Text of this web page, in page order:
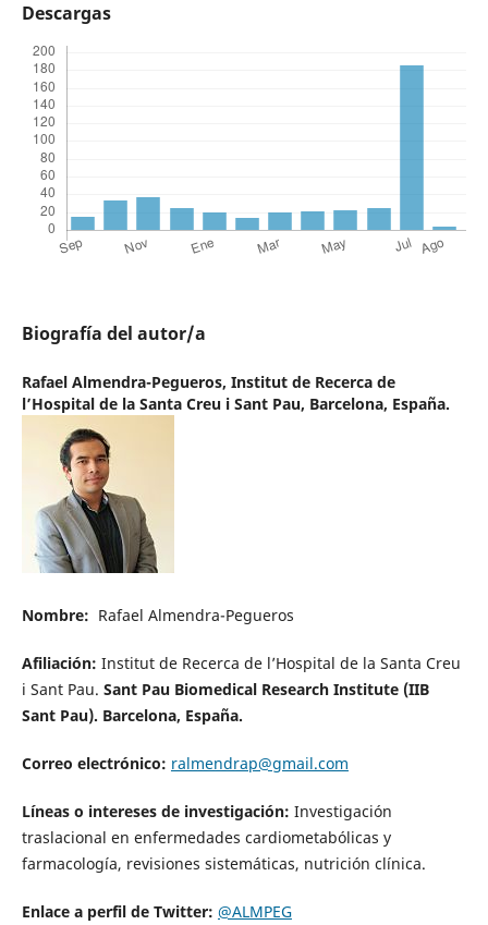
Descargas
Biografía del autor/a
Rafael Almendra-Pegueros, Institut de Recerca de
l’Hospital de la Santa Creu i Sant Pau, Barcelona, España.
Nombre: Rafael Almendra-Pegueros
Afiliación: Institut de Recerca de l’Hospital de la Santa Creu
i Sant Pau. Sant Pau Biomedical Research Institute (IIB
Sant Pau). Barcelona, España.
Correo electrónico: ralmendrap@gmail.com
Líneas o intereses de investigación: Investigación
traslacional en enfermedades cardiometabólicas y
farmacología, revisiones sistemáticas, nutrición clínica.
Enlace a perfil de Twitter: @ALMPEG